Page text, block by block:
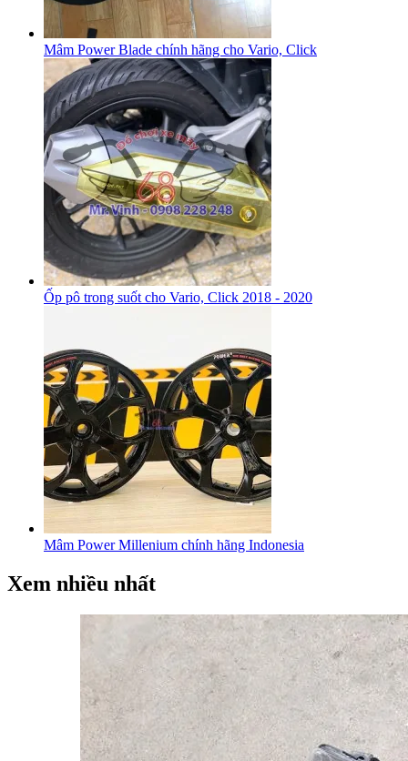
Mâm Power Blade chính hãng cho Vario, Click
Ốp pô trong suốt cho Vario, Click 2018 - 2020
Mâm Power Millenium chính hãng Indonesia
Xem nhiều nhất